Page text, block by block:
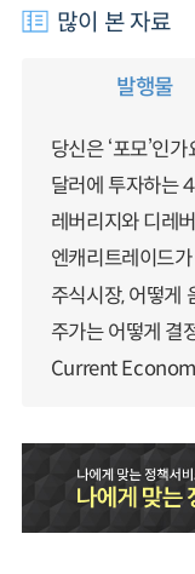
많이 본 자료
발행물
당신은 ‘포모’인가
달러에 투자하는
레버리지와 디레
주식시장, 어떻게
주가는 어떻게 결
Current